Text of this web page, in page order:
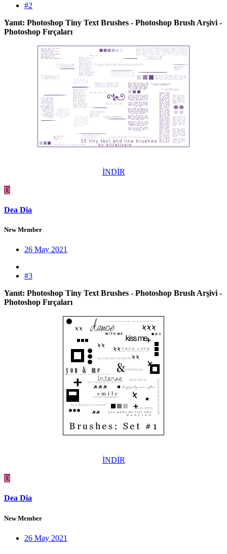
#2
Yanıt: Photoshop Tiny Text Brushes - Photoshop Brush Arşivi -
Photoshop Fırçaları
İNDİR
D
Dea Dia
New Member
26 May 2021
#3
Yanıt: Photoshop Tiny Text Brushes - Photoshop Brush Arşivi -
Photoshop Fırçaları
İNDİR
D
Dea Dia
New Member
26 May 2021